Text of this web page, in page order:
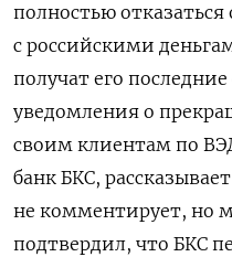
полностью
с российскими
получат его
уведомления о
своим клиентам по
банк БКС,
не комментирует, но
подтвердил, что БКС